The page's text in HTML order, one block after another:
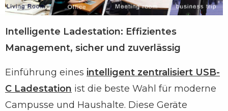
Intelligente Ladestation: Effizientes
Management, sicher und zuverlässig
Einführung eines intelligent zentralisiert USB-
C Ladestation ist die beste Wahl für moderne
Campusse und Haushalte. Diese Geräte